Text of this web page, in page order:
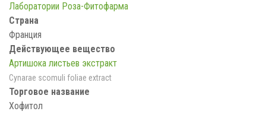
Лаборатории Роза-Фитофарма
Страна
Франция
Действующее вещество
Артишока листьев экстракт
Cynarae scomuli foliae extract
Торговое название
Хофитол